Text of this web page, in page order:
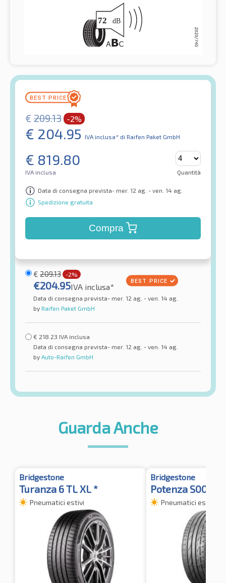
€ 209.13 -2%
€ 204.95 IVA inclusa* di Raifen Paket GmbH
€ 819.80
IVA inclusa Quantità
Data di consegna prevista- mer. 12 ag. - ven. 14 ag.
Spedizione gratuita
Compra
€ 209.13 -2%
€204.95IVA inclusa*
Data di consegna prevista- mer. 12 ag. - ven. 14 ag.
by Raifen Paket GmbH
€ 218.23 IVA inclusa
Data di consegna prevista- mer. 12 ag. - ven. 14 ag.
by Auto-Raifen GmbH
Guarda Anche
Bridgestone
Turanza 6 TL XL *
Pneumatici estivi
Bridgestone
Potenza S001 *
Pneumatici estivi